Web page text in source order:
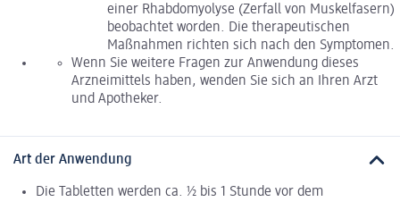
einer Rhabdomyolyse (Zerfall von Muskelfasern)
beobachtet worden. Die therapeutischen
Maßnahmen richten sich nach den Symptomen.
Wenn Sie weitere Fragen zur Anwendung dieses
Arzneimittels haben, wenden Sie sich an Ihren Arzt
und Apotheker.
Art der Anwendung
Die Tabletten werden ca. ½ bis 1 Stunde vor dem